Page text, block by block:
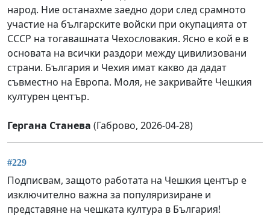
народ. Ние останахме заедно дори след срамното
участие на българските войски при окупацията от
СССР на тогавашната Чехословакия. Ясно е кой е в
основата на всички раздори между цивилизовани
страни. България и Чехия имат какво да дадат
съвместно на Европа. Моля, не закривайте Чешкия
културен център.
Гергана Станева (Габрово, 2026-04-28)
#229
Подписвам, защото работата на Чешкия център е
изключително важна за популяризиране и
представяне на чешката култура в България!